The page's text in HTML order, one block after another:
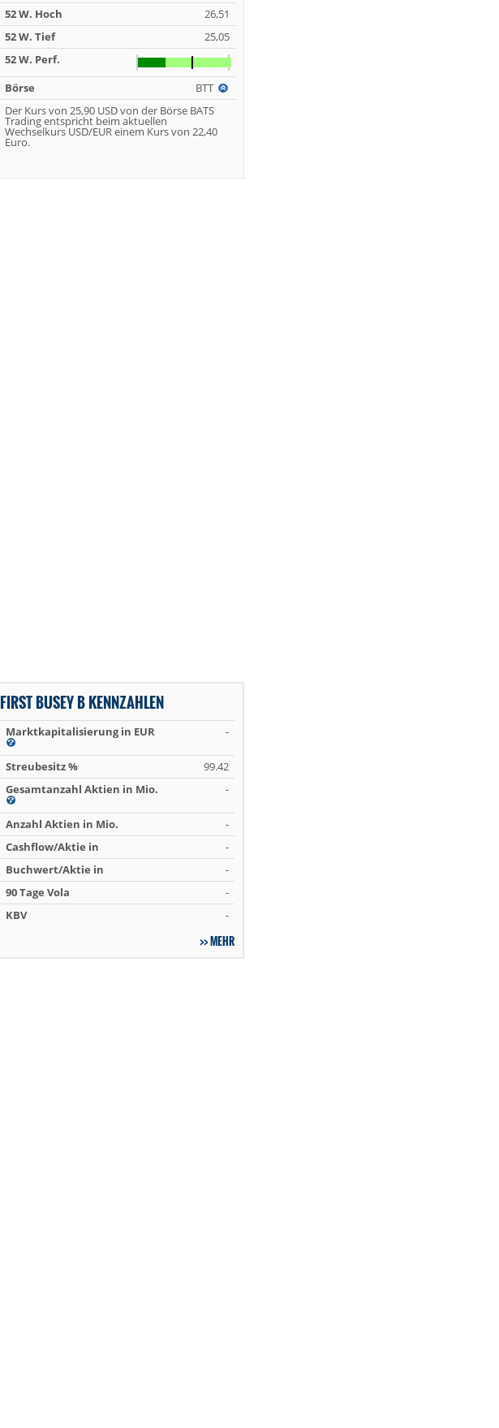
52 W. Hoch
26,51
52 W. Tief
25,05
52 W. Perf.
Börse
BTT
Der Kurs von 25,90 USD von der Börse BATS
Trading entspricht beim aktuellen
Wechselkurs USD/EUR einem Kurs von 22,40
Euro.
FIRST BUSEY B KENNZAHLEN
Marktkapitalisierung in EUR -
Streubesitz %
99.42
Gesamtanzahl Aktien in Mio.
-
Anzahl Aktien in Mio.
-
Cashflow/Aktie in
-
Buchwert/Aktie in
-
90 Tage Vola
-
KBV
-
MEHR